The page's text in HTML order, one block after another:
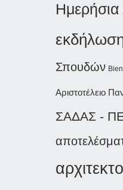
Ημερήσια
Σπουδών
Αριστοτέλειο
ΣΑΔΑΣ -